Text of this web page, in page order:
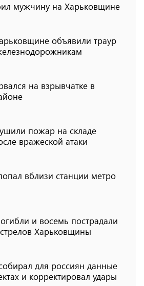
мужчину на Харьковщине
объявили траур
на взрывчатке в
пожар на складе
вражеской атаки
вблизи станции метро
и восемь пострадали
Харьковщины
для россиян данные
и ​​корректировал удары